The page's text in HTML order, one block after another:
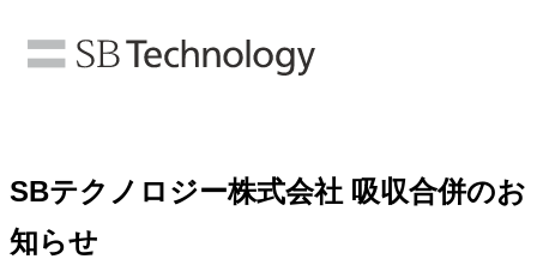
SBテクノロジー株式会社 吸収合併のお
知らせ